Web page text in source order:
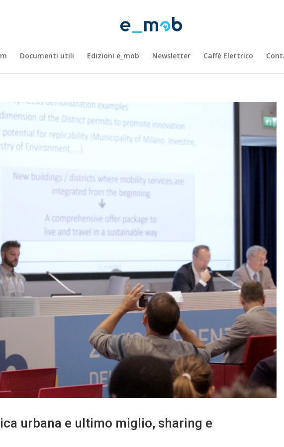
Documenti utili Edizioni e_mob Newsletter Caffè Elettrico
urbana e ultimo miglio, sharing e